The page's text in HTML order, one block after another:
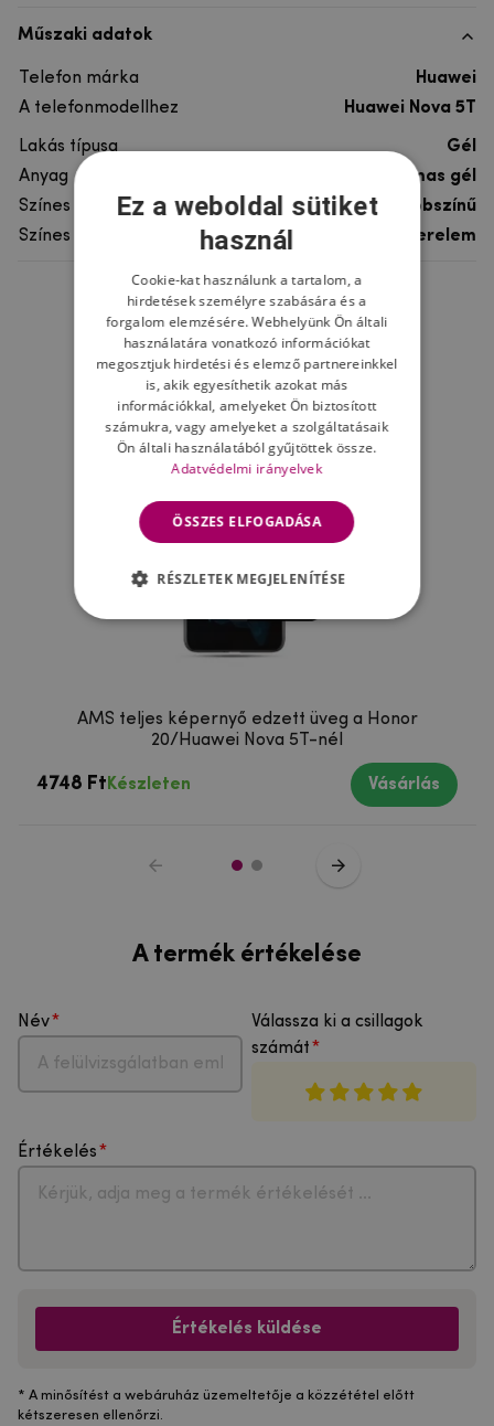
Műszaki adatok
Telefon márka
Huawei
A telefonmodellhez
Huawei Nova 5T
Lakás típusa
Gél
Anyag
rugalmas gél
Színes
többszínű
Színes motívum
Szerelem
Ne felejtsd el
AMS teljes képernyő edzett üveg a Honor
20/Huawei Nova 5T-nél
4748 Ft Készleten Vásárlás
A termék értékelése
Név
Válassza ki a csillagok
számát
Értékelés
Értékelés küldése
* A minősítést a webáruház üzemeltetője a közzététel előtt
kétszeresen ellenőrzi.
Ez a weboldal sütiket
használ
Cookie-kat használunk a tartalom, a
hirdetések személyre szabására és a
forgalom elemzésére. Webhelyünk Ön általi
használatára vonatkozó információkat
megosztjuk hirdetési és elemző partnereinkkel
is, akik egyesíthetik azokat más
információkkal, amelyeket Ön biztosított
számukra, vagy amelyeket a szolgáltatásaik
Ön általi használatából gyűjtöttek össze.
Adatvédelmi irányelvek
ÖSSZES ELFOGADÁSA
RÉSZLETEK MEGJELENÍTÉSE